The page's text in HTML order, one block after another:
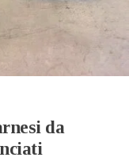
da